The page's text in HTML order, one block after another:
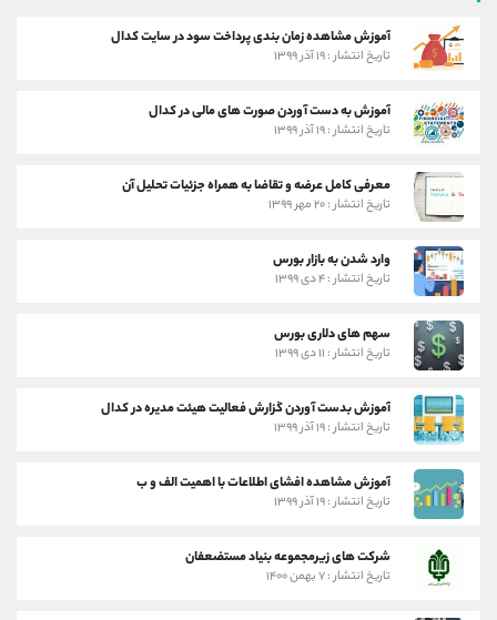
آموزش مشاهده زمان بندی پرداخت سود در سایت کدال
تاریخ انتشار : ۱۹ آذر ۱۳۹۹
آموزش به دست آوردن صورت های مالی در کدال
تاریخ انتشار : ۱۹ آذر ۱۳۹۹
معرفی کامل عرضه و تقاضا به همراه جزئیات تحلیل آن
تاریخ انتشار : ۲۰ مهر ۱۳۹۹
وارد شدن به بازار بورس
تاریخ انتشار : ۴ دی ۱۳۹۹
سهم های دلاری بورس
تاریخ انتشار : ۱۱ دی ۱۳۹۹
آموزش بدست آوردن گزارش فعالیت هیئت مدیره در کدال
تاریخ انتشار : ۱۹ آذر ۱۳۹۹
آموزش مشاهده افشای اطلاعات با اهمیت الف و ب
تاریخ انتشار : ۱۹ آذر ۱۳۹۹
شرکت های زیرمجموعه بنیاد مستضعفان
تاریخ انتشار : ۷ بهمن ۱۴۰۰